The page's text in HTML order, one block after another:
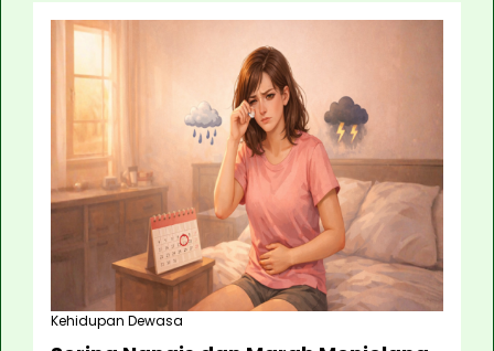
Kehidupan Dewasa